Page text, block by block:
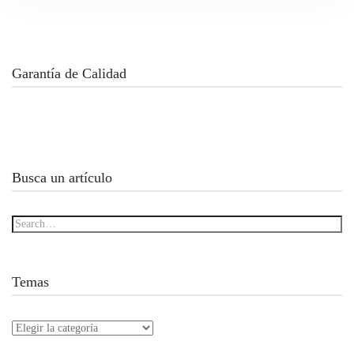
Garantía de Calidad
Busca un artículo
Temas